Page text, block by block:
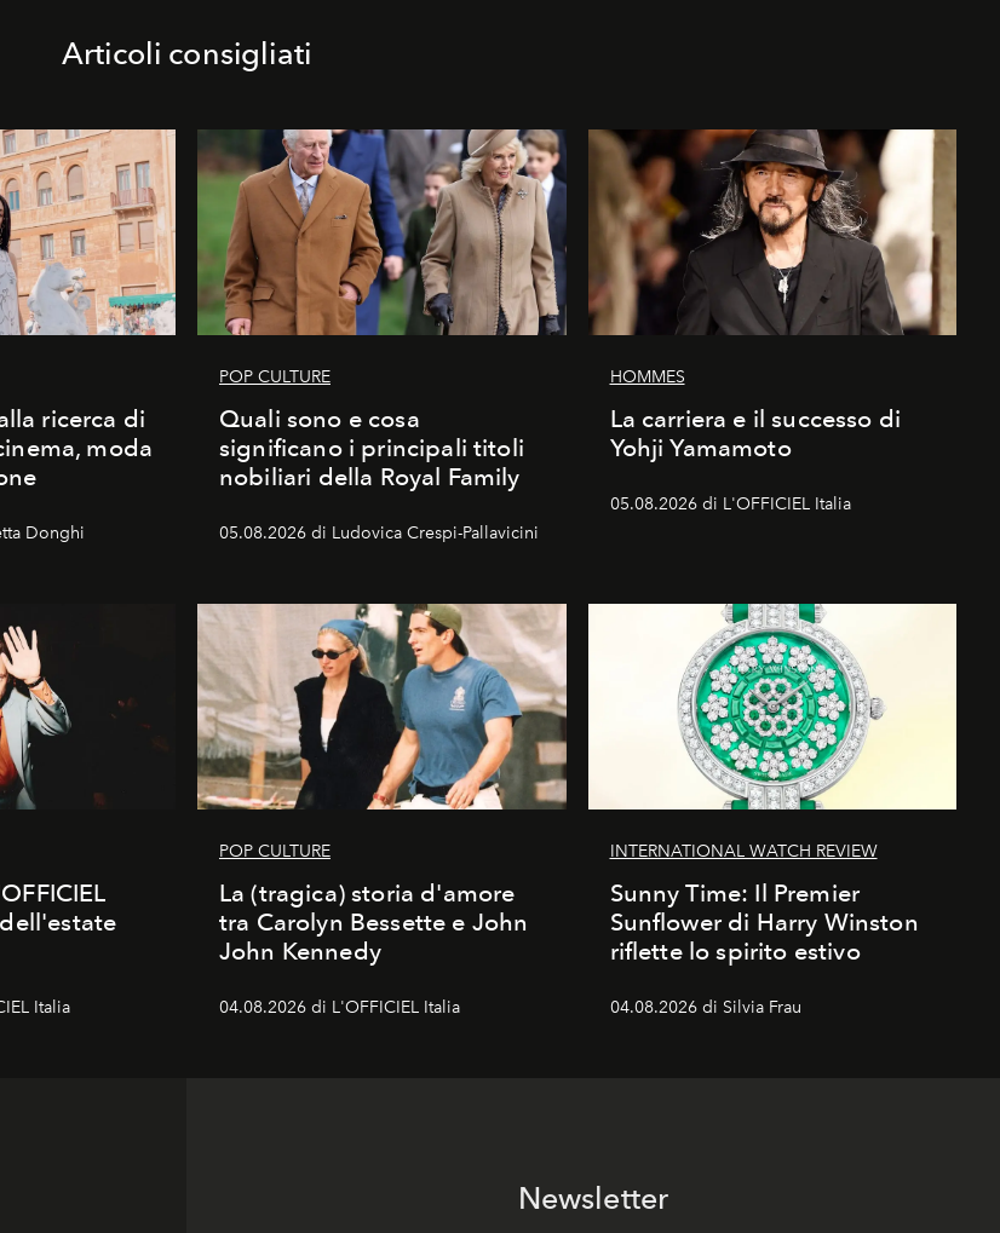
Articoli consigliati
ricerca di
moda
Donghi
POP CULTURE
Quali sono e cosa
significano i principali titoli
nobiliari della Royal Family
05.08.2026 di Ludovica Crespi-Pallavicini
HOMMES
La carriera e il successo di
Yohji Yamamoto
05.08.2026 di L'OFFICIEL Italia
Italia
POP CULTURE
La (tragica) storia d'amore
tra Carolyn Bessette e John
John Kennedy
04.08.2026 di L'OFFICIEL Italia
INTERNATIONAL WATCH REVIEW
Sunny Time: Il Premier
Sunflower di Harry Winston
riflette lo spirito estivo
04.08.2026 di Silvia Frau
Newsletter